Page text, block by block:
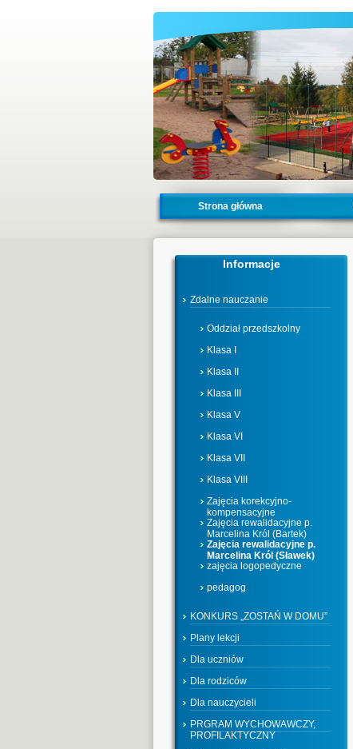
Strona główna
Informacje
Zdalne nauczanie
Oddział przedszkolny
Klasa I
Klasa II
Klasa III
Klasa V
Klasa VI
Klasa VII
Klasa VIII
Zajęcia korekcyjno-
kompensacyjne
Zajęcia rewalidacyjne p.
Marcelina Król (Bartek)
Zajęcia rewalidacyjne p.
Marcelina Król (Sławek)
zajęcia logopedyczne
pedagog
KONKURS „ZOSTAŃ W DOMU”
Plany lekcji
Dla uczniów
Dla rodziców
Dla nauczycieli
PRGRAM WYCHOWAWCZY,
PROFILAKTYCZNY